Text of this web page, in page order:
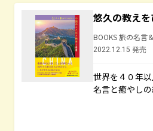
悠久の教え
BOOKS 旅の名言
2022.12.15 発売
世界を４０年
名言と癒やし